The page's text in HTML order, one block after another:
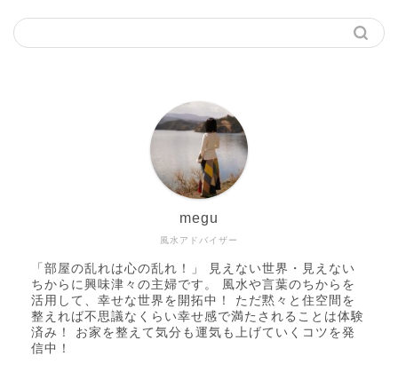
風水アドバイザー
megu
「部屋の乱れは心の乱れ！」 見えない世界・見えない
ちからに興味津々の主婦です。 風水や言葉のちからを
活用して、幸せな世界を開拓中！ ただ黙々と住空間を
整えれば不思議なくらい幸せ感で満たされることは体験
済み！ お家を整えて気分も運気も上げていくコツを発
信中！